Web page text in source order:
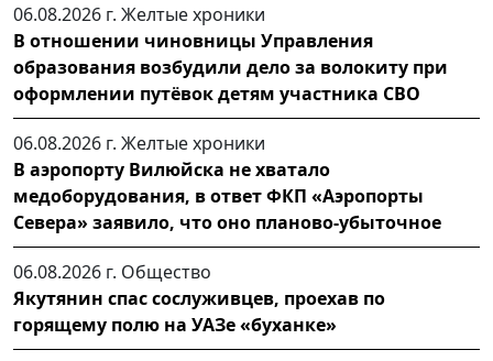
06.08.2026 г. Желтые хроники
В отношении чиновницы Управления
образования возбудили дело за волокиту при
оформлении путёвок детям участника СВО
06.08.2026 г. Желтые хроники
В аэропорту Вилюйска не хватало
медоборудования, в ответ ФКП «Аэропорты
Севера» заявило, что оно планово-убыточное
06.08.2026 г. Общество
Якутянин спас сослуживцев, проехав по
горящему полю на УАЗе «буханке»